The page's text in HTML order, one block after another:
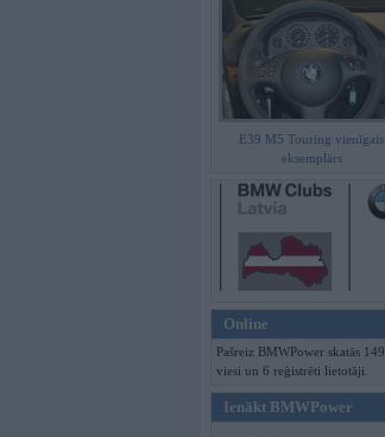
E39 M5 Touring vienīgais
eksemplārs
Online
Pašreiz BMWPower skatās 149
viesi un 6 reģistrēti lietotāji.
Ienākt BMWPower